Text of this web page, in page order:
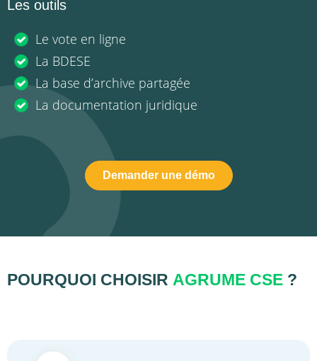
Les outils
Le vote en ligne
La BDESE
La base d’archive partagée
La documentation juridique
Demander une démo
POURQUOI CHOISIR AGRUME CSE ?